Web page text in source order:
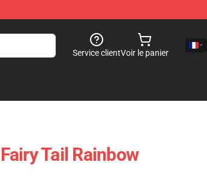
Service clientVoir le panier
Tail Rainbow